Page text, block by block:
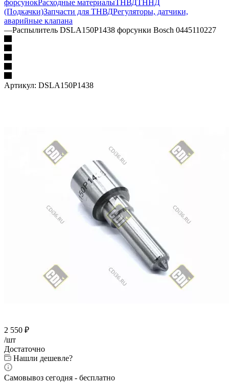
форсунокРасходные материалыТНВД ТННД
(Подкачки)Запчасти для ТНВДРегуляторы, датчики,
аварийные клапана
—Распылитель DSLA150P1438 форсунки Bosch 0445110227
Артикул: DSLA150P1438
2 550 ₽
/шт
Достаточно
Нашли дешевле?
Самовывоз сегодня - бесплатно